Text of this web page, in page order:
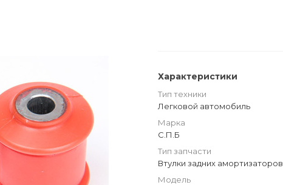
Характеристики
Тип техники
Легковой автомобиль
Марка
С.П.Б
Тип запчасти
Втулки задних амортизаторов
Модель